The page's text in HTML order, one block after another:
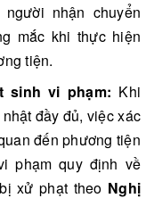
nhận chuyển
mắc khi thực hiện
tiện.
sinh vi phạm: Khi
đầy đủ, việc xác
đến phương tiện
phạm quy định về
xử phạt theo Nghị